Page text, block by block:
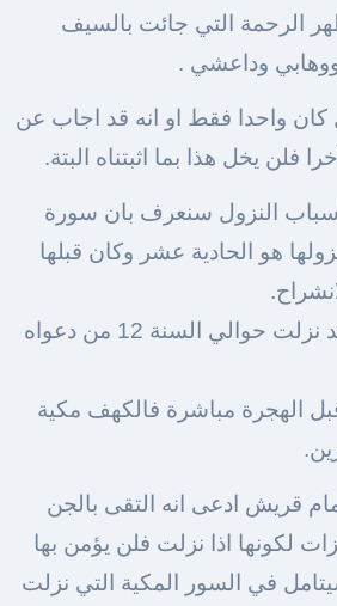
الرحمة التي جائت بالسيف
وداعشي .
كان واحدا فقط او انه قد اجاب عن
فلن يخل هذا بما اثبتناه البتة.
النزول سنعرف بان سورة
هو الحادية عشر وكان قبلها
واما سورة الاسراء فقد نزلت حوالي السنة 12 من دعواه
الهجرة مباشرة فالكهف مكية
قريش ادعى انه التقى بالجن
لكونها اذا نزلت فلن يؤمن بها
في السور المكية التي نزلت